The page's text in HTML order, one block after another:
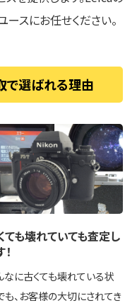
ースにお任せください。
で選ばれる理由
ても壊れていても査定し
なに古くても壊れている状
も、お客様の大切にされてき